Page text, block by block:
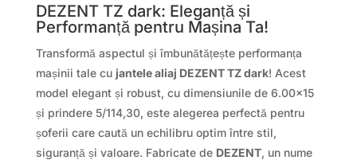
DEZENT TZ dark: Eleganță și
Performanță pentru Mașina Ta!
Transformă aspectul și îmbunătățește performanța
mașinii tale cu jantele aliaj DEZENT TZ dark! Acest
model elegant și robust, cu dimensiunile de 6.00×15
și prindere 5/114,30, este alegerea perfectă pentru
șoferii care caută un echilibru optim între stil,
siguranță și valoare. Fabricate de DEZENT, un nume